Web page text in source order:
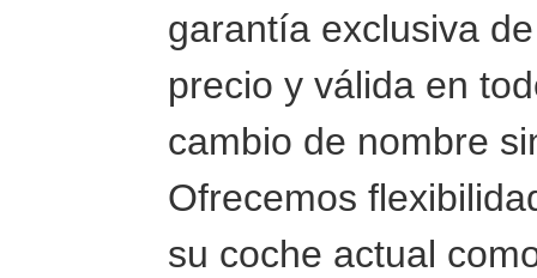
garantía exclusiva
precio y válida en
cambio de nombre
Ofrecemos
su coche actual